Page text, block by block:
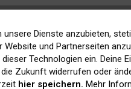
Dienste anzubieten,
und Partnerseiten
Technologien ein. Deine
Zukunft widerrufen oder
hier speichern. Mehr